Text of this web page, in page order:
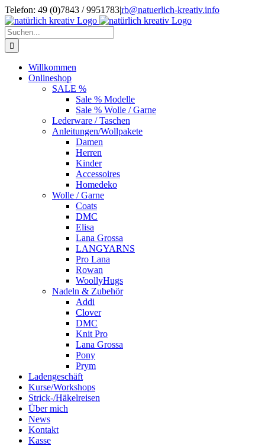
Zum
Inhalt
springen
Telefon: 49 (0)7843 / 9951783|rb@natuerlich-kreativ.info
Suche
nach:
Willkommen
Onlineshop
SALE %
Sale % Modelle
Sale % Wolle / Garne
Lederware / Taschen
Anleitungen/Wollpakete
Damen
Herren
Kinder
Accessoires
Homedeko
Wolle / Garne
Coats
DMC
Elisa
Lana Grossa
LANGYARNS
Pro Lana
Rowan
WoollyHugs
Nadeln & Zubehör
Addi
Clover
DMC
Knit Pro
Lana Grossa
Pony
Prym
Ladengeschäft
Kurse/Workshops
Strick-/Häkelreisen
Über mich
News
Kontakt
Kasse